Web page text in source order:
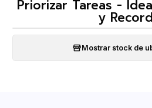
Priorizar Tareas -
y
Mostrar stock de